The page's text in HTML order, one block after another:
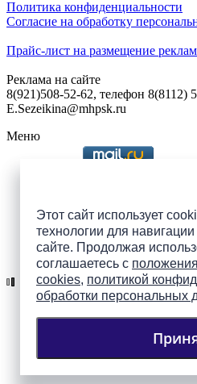
Этот сайт использует
технологии для
сайте. Продолжая
соглашаетесь с
cookies, политикой
обработки персональных
Политика конфиденциальности
Согласие на обработку
Прайс-лист на размещение
Реклама на сайте
8(921)508-52-62, телефон 8(8112)
E.Sezeikina@mhpsk.ru
Меню
Подпишись на группы
ПАИ в соцсетях!